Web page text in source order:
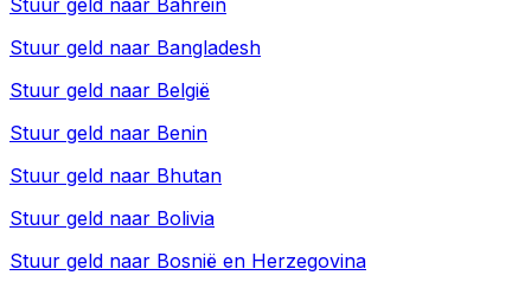
Stuur geld naar Bahrein
Stuur geld naar Bangladesh
Stuur geld naar België
Stuur geld naar Benin
Stuur geld naar Bhutan
Stuur geld naar Bolivia
Stuur geld naar Bosnië en Herzegovina